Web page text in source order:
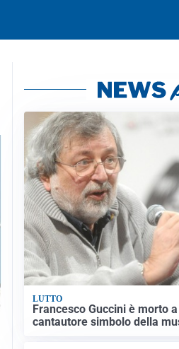
LUTTO
Francesco Guccini è morto
cantautore simbolo della